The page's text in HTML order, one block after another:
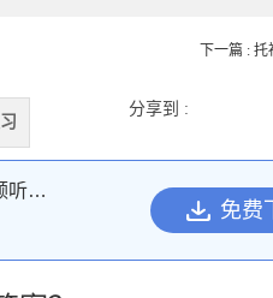
下一篇 :
分享到 :
托福官方听力真题1-54（含高频听力词汇）
免费